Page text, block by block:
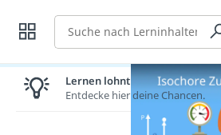
Suche
Lernen lohnt sich!
Entdecke hier deine Chancen.